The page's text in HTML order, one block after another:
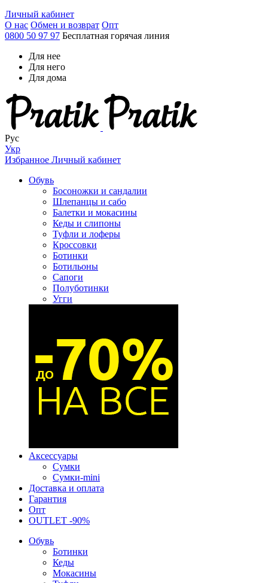
Личный кабинет
О нас Обмен и возврат Опт
0800 50 97 97 Бесплатная горячая линия
Для нее
Для него
Для дома
Рус
Укр
Избранное Личный кабинет
Обувь
Босоножки и сандалии
Шлепанцы и сабо
Балетки и мокасины
Кеды и слипоны
Туфли и лоферы
Кроссовки
Ботинки
Ботильоны
Сапоги
Полуботинки
Угги
Аксессуары
Сумки
Сумки-mini
Доставка и оплата
Гарантия
Опт
OUTLET -90%
Обувь
Ботинки
Кеды
Мокасины